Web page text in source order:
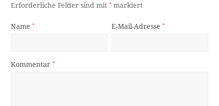
Erforderliche Felder sind mit* markiert
Name* E-Mail-Adresse*
Kommentar*